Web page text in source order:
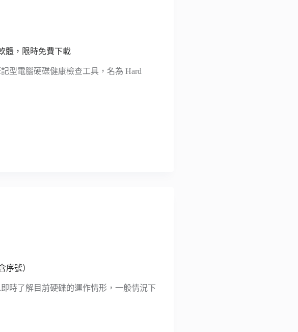
體，限時免費下載
型電腦硬碟健康檢查工具，名為 Hard
序號）
時了解目前硬碟的運作情形，一般情況下